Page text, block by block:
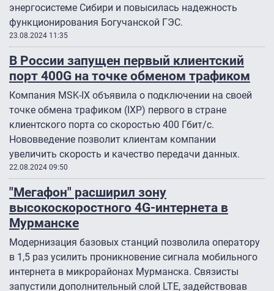
энергосистеме Сибири и повысилась надежность
функционирования Богучанской ГЭС.
23.08.2024 11:35
В России запущен первый клиентский
порт 400G на точке обменом трафиком
Компания MSK-IX объявила о подключении на своей
точке обмена трафиком (IXP) первого в стране
клиентского порта со скоростью 400 Гбит/с.
Нововведение позволит клиентам компании
увеличить скорость и качество передачи данных.
22.08.2024 09:50
"Мегафон" расширил зону
высокоскоростного 4G‑интернета в
Мурманске
Модернизация базовых станций позволила оператору
в 1,5 раз усилить проникновение сигнала мобильного
интернета в микрорайонах Мурманска. Связисты
запустили дополнительный слой LTE, задействовав